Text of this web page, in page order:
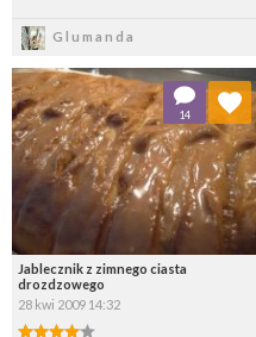
Glumanda
Jablecznik z zimnego ciasta
drozdzowego
28 kwi 2009 14:32
14
Dodaj do ulubionych
Wybierz listę: